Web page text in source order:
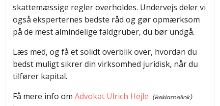
skattemæssige regler overholdes. Undervejs deler vi
også eksperternes bedste råd og gør opmærksom
på de mest almindelige faldgruber, du bør undgå.
Læs med, og få et solidt overblik over, hvordan du
bedst muligt sikrer din virksomhed juridisk, når du
tilfører kapital.
Få mere info om Advokat Ulrich Hejle